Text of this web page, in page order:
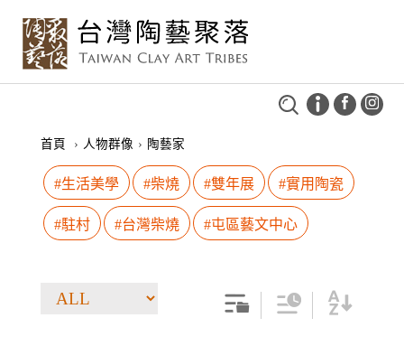
首頁 › 人物群像 › 陶藝家
#生活美學 #柴燒 #雙年展 #實用陶瓷
#駐村 #台灣柴燒 #屯區藝文中心